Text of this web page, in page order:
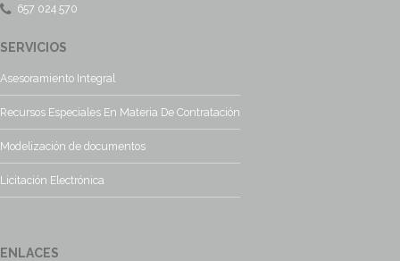
657 024 570
SERVICIOS
Asesoramiento Integral
Recursos Especiales En Materia De Contratación
Modelización de documentos
Licitación Electrónica
ENLACES